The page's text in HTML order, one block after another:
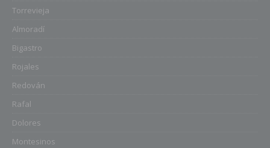
Torrevieja
Almoradí
Bigastro
Rojales
Redován
Rafal
Dolores
Montesinos